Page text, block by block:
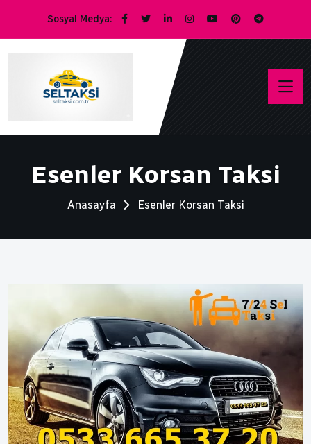
Sosyal Medya:
Esenler Korsan Taksi
Anasayfa Esenler Korsan Taksi